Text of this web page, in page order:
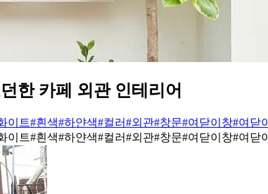
한 카페 외관 인테리어
이트#흰색#하얀색#컬러#외관#창문#여닫이창#여닫이
이트#흰색#하얀색#컬러#외관#창문#여닫이창#여닫이